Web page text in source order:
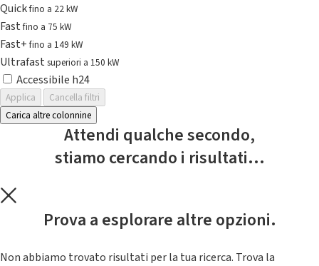
Quickfino a 22 kW
Fastfino a 75 kW
Fast+fino a 149 kW
Ultrafast superiori a 150 kW
Accessibile h24
Applica
Cancella filtri
Carica altre colonnine
Attendi qualche secondo,
stiamo cercando i risultati...
Prova a esplorare altre opzioni.
Non abbiamo trovato risultati per la tua ricerca. Trova la